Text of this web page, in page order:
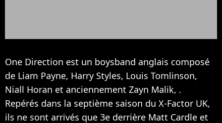
One Direction est un boysband anglais composé
de Liam Payne, Harry Styles, Louis Tomlinson,
Niall Horan et anciennement Zayn Malik, .
Repérés dans la septième saison du X-Factor UK,
ils ne sont arrivés que 3e derrière Matt Cardle et